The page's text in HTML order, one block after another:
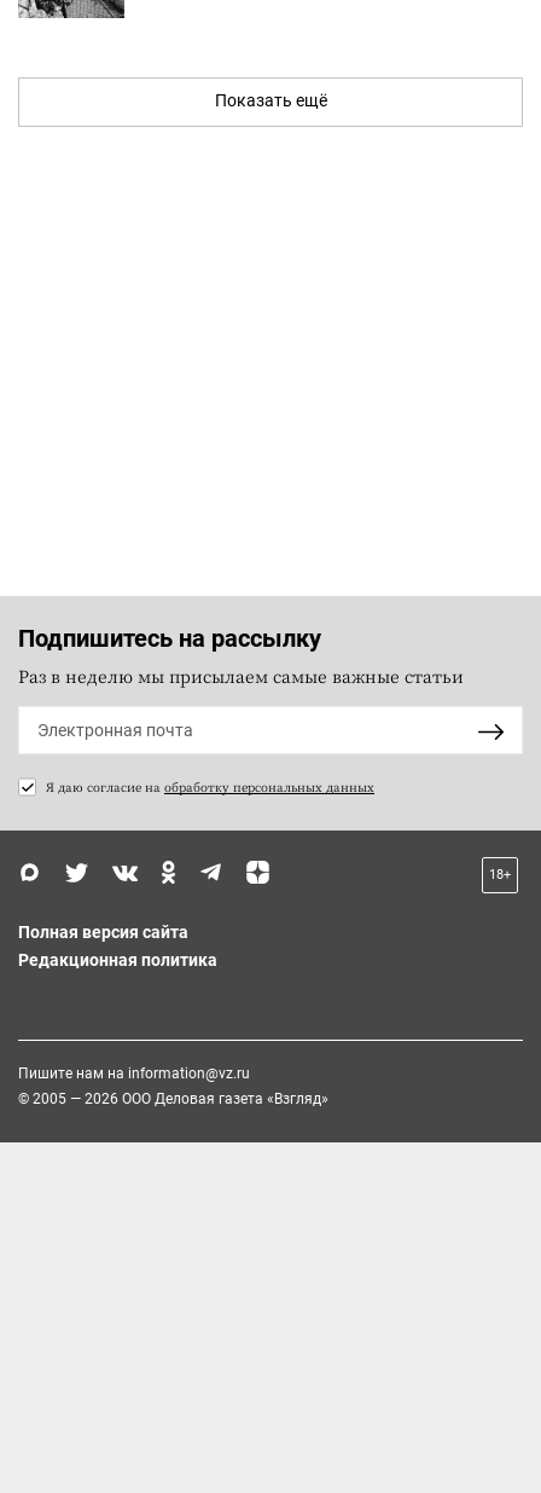
Показать ещё
Подпишитесь на рассылку
Раз в неделю мы присылаем самые важные статьи
Я даю согласие на обработку персональных данных
18+
Полная версия сайта
Редакционная политика
Пишите нам на information@vz.ru
© 2005 — 2026 ООО Деловая газета «Взгляд»